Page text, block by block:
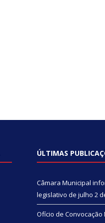
ÚLTIMAS
Câmara Municipal
legislativo de julho 2
Ofício de Convocação